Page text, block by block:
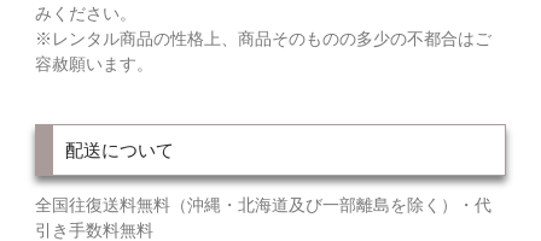
みください。
※レンタル商品の性格上、商品そのものの多少の不都合はご
容赦願います。
配送について
全国往復送料無料（沖縄・北海道及び一部離島を除く）・代
引き手数料無料